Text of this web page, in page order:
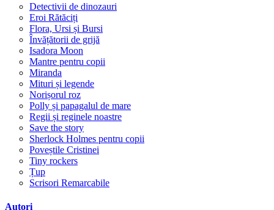
Detectivii de dinozauri
Eroi Rătăciți
Flora, Ursi și Bursi
Învățătorii de grijă
Isadora Moon
Mantre pentru copii
Miranda
Mituri și legende
Norișorul roz
Polly și papagalul de mare
Regii și reginele noastre
Save the story
Sherlock Holmes pentru copii
Poveștile Cristinei
Tiny rockers
Țup
Scrisori Remarcabile
Autori